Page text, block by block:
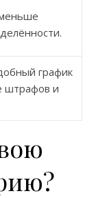
график
штрафов и